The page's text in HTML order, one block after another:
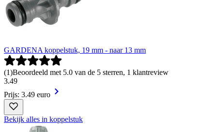
GARDENA koppelstuk, 19 mm - naar 13 mm
(1)Beoordeeld met 5.0 van de 5 sterren, 1 klantreview
3.49
Prijs: 3.49 euro
Bekijk alles in koppelstuk